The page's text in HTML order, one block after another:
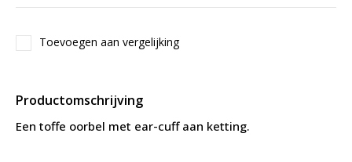
Toevoegen aan vergelijking
Productomschrijving
Een toffe oorbel met ear-cuff aan ketting.